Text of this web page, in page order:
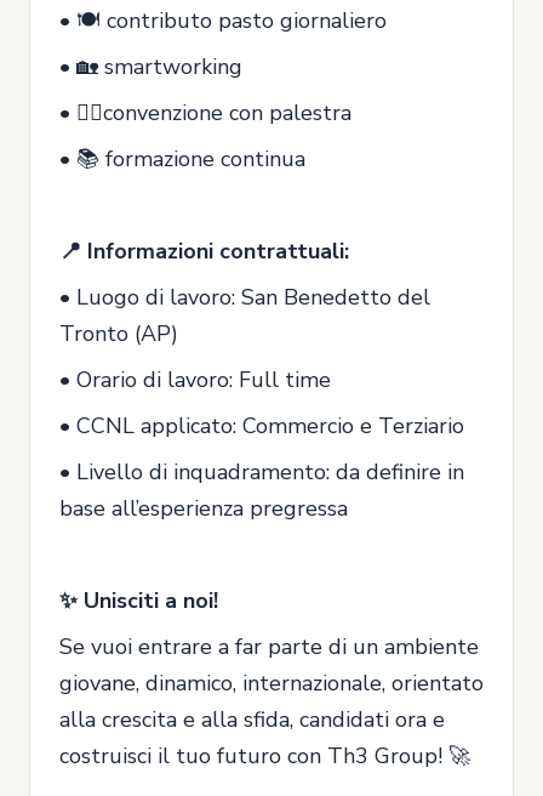
• 🍽 contributo pasto giornaliero
• 🏡 smartworking
• 🏋️‍♀️convenzione con palestra
• 📚 formazione continua
📍 Informazioni contrattuali:
• Luogo di lavoro: San Benedetto del
Tronto (AP)
• Orario di lavoro: Full time
• CCNL applicato: Commercio e Terziario
• Livello di inquadramento: da definire in
base all’esperienza pregressa
✨ Unisciti a noi!
Se vuoi entrare a far parte di un ambiente
giovane, dinamico, internazionale, orientato
alla crescita e alla sfida, candidati ora e
costruisci il tuo futuro con Th3 Group! 🚀